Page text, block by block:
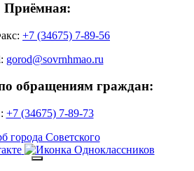
Приёмная:
+7 (34675) 7-89-56
gorod@sovrnhmao.ru
обращениям граждан:
+7 (34675) 7-89-73